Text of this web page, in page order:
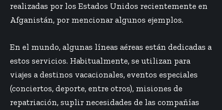
realizadas por los Estados Unidos recientemente en
Afganistán, por mencionar algunos ejemplos.
En el mundo, algunas líneas aéreas están dedicadas a
estos servicios. Habitualmente, se utilizan para
viajes a destinos vacacionales, eventos especiales
(conciertos, deporte, entre otros), misiones de
repatriación, suplir necesidades de las compañías